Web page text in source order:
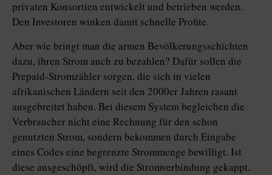
privaten Konsortien entwickelt und betrieben werden.
Den Investoren winken damit schnelle Profite.
Aber wie bringt man die armen Bevölkerungsschichten
dazu, ihren Strom auch zu bezahlen? Dafür sollen die
Prepaid-Stromzähler sorgen, die sich in vielen
afrikanischen Ländern seit den 2000er Jahren rasant
ausgebreitet haben. Bei diesem System begleichen die
Verbraucher nicht eine Rechnung für den schon
genutzten Strom, sondern bekommen durch Eingabe
eines Codes eine begrenzte Strommenge bewilligt. Ist
diese ausgeschöpft, wird die Stromverbindung gekappt.